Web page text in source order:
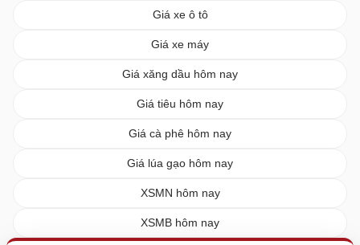
Giá xe ô tô
Giá xe máy
Giá xăng dầu hôm nay
Giá tiêu hôm nay
Giá cà phê hôm nay
Giá lúa gạo hôm nay
XSMN hôm nay
XSMB hôm nay